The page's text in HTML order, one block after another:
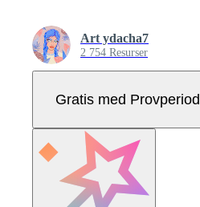
Art ydacha7
2 754 Resurser
Gratis med Provperiod